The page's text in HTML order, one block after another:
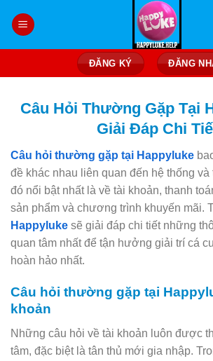
qua
ĐĂNG KÝ ĐĂNG
Câu Hỏi Thường Gặp Tại
Giải Đáp Chi
Câu hỏi thường gặp tại Happyluke
đề khác nhau liên quan đến hệ thống và
đó nổi bật nhất là về tài khoản, thanh
sản phẩm và chương trình khuyến mãi.
Happyluke sẽ giải đáp chi tiết những
quan tâm nhất để tận hưởng giải trí cá
hoàn hảo nhất.
Câu hỏi thường gặp tại
khoản
Những câu hỏi về tài khoản luôn được
tâm, đặc biệt là tân thủ mới gia nhập.